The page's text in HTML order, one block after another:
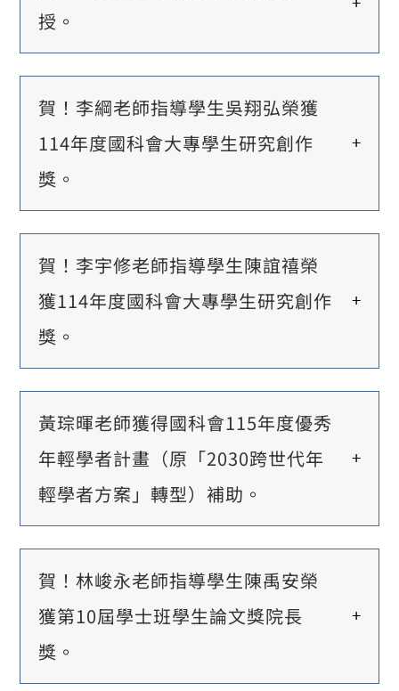
授。
賀！李綱老師指導學生吳翔弘榮獲
114年度國科會大專學生研究創作
獎。
賀！李宇修老師指導學生陳誼禧榮
獲114年度國科會大專學生研究創作
獎。
黃琮暉老師獲得國科會115年度優秀
年輕學者計畫（原「2030跨世代年
輕學者方案」轉型）補助。
賀！林峻永老師指導學生陳禹安榮
獲第10屆學士班學生論文獎院長
獎。